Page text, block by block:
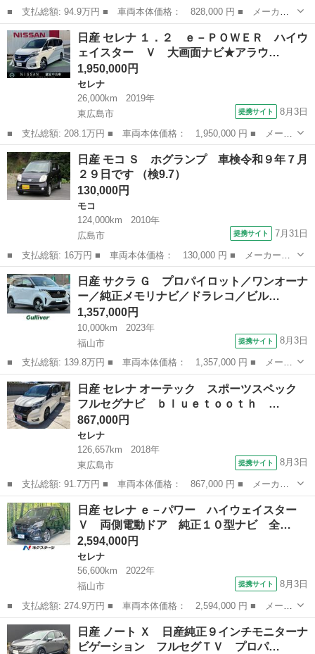
■ 支払総額: 94.9万円 ■ 車両本体価格： 828,000 円 ■ メーカー
名： 日産 ■ 車種名： エクストレイル ■ グレード名： ２０
Ｘ ７人乗 全周囲カメラ 純正ナビ 衝突軽減 禁煙車 ＬＥＤヘ
ッド コーナー...
広島 福山市 エクストレイル
日産 セレナ １．２ ｅ－ＰＯＷＥＲ ハイウ
ェイスター Ｖ 大画面ナビ★アラウ…
1,950,000円
セレナ
26,000km
2019年
東広島市
提携サイト 8月3日
■ 支払総額: 208.1万円 ■ 車両本体価格： 1,950,000 円 ■ メーカ
ー名： 日産 ■ 車種名： セレナ ■ グレード名： １．２ ｅ－
ＰＯＷＥＲ ハイウェイスター Ｖ 大画面ナビ★アラウンドビュー
モニター...
広島 東広島市
日産 モコ Ｓ ホグランプ 車検令和９年７月
２９日です （検9.7）
130,000円
モコ
124,000km
2010年
広島市
提携サイト 7月31日
■ 支払総額: 16万円 ■ 車両本体価格： 130,000 円 ■ メーカー
名： 日産 ■ 車種名： モコ ■ グレード名： Ｓ ホグランプ
車検令和９年７月２９日です ■ 排気量： 660cc ■ ドア枚数：
5D ■...
広島 広島市 モコ
日産 サクラ Ｇ プロパイロット／ワンオーナ
ー／純正メモリナビ／ドラレコ／ビル…
1,357,000円
10,000km
2023年
福山市
提携サイト 8月3日
■ 支払総額: 139.8万円 ■ 車両本体価格： 1,357,000 円 ■ メーカ
ー名： 日産 ■ 車種名： サクラ ■ グレード名： Ｇ プロパイ
ロット／ワンオーナー／純正メモリナビ／ドラレコ／ビルトインＥＴ
Ｃ２．０...
広島 福山市 日産
日産 セレナ オーテック スポーツスペック
フルセグナビ ｂｌｕｅｔｏｏｔｈ …
867,000円
セレナ
126,657km
2018年
東広島市
提携サイト 8月3日
■ 支払総額: 91.7万円 ■ 車両本体価格： 867,000 円 ■ メーカー
名： 日産 ■ 車種名： セレナ ■ グレード名： オーテック ス
ポーツスペック フルセグナビ ｂｌｕｅｔｏｏｔｈ アラウンドビ
ューモニター...
広島 東広島市 セレナ
日産 セレナ ｅ－パワー ハイウェイスター
Ｖ 両側電動ドア 純正１０型ナビ 全…
2,594,000円
セレナ
56,600km
2022年
福山市
提携サイト 8月3日
■ 支払総額: 274.9万円 ■ 車両本体価格： 2,594,000 円 ■ メーカ
ー名： 日産 ■ 車種名： セレナ ■ グレード名： ｅ－パワー
ハイウェイスターＶ 両側電動ドア 純正１０型ナビ 全周囲カメ
ラ プロパ...
広島 福山市 セレナ
日産 ノート Ｘ 日産純正９インチモニターナ
ビゲーション フルセグＴＶ プロパ…